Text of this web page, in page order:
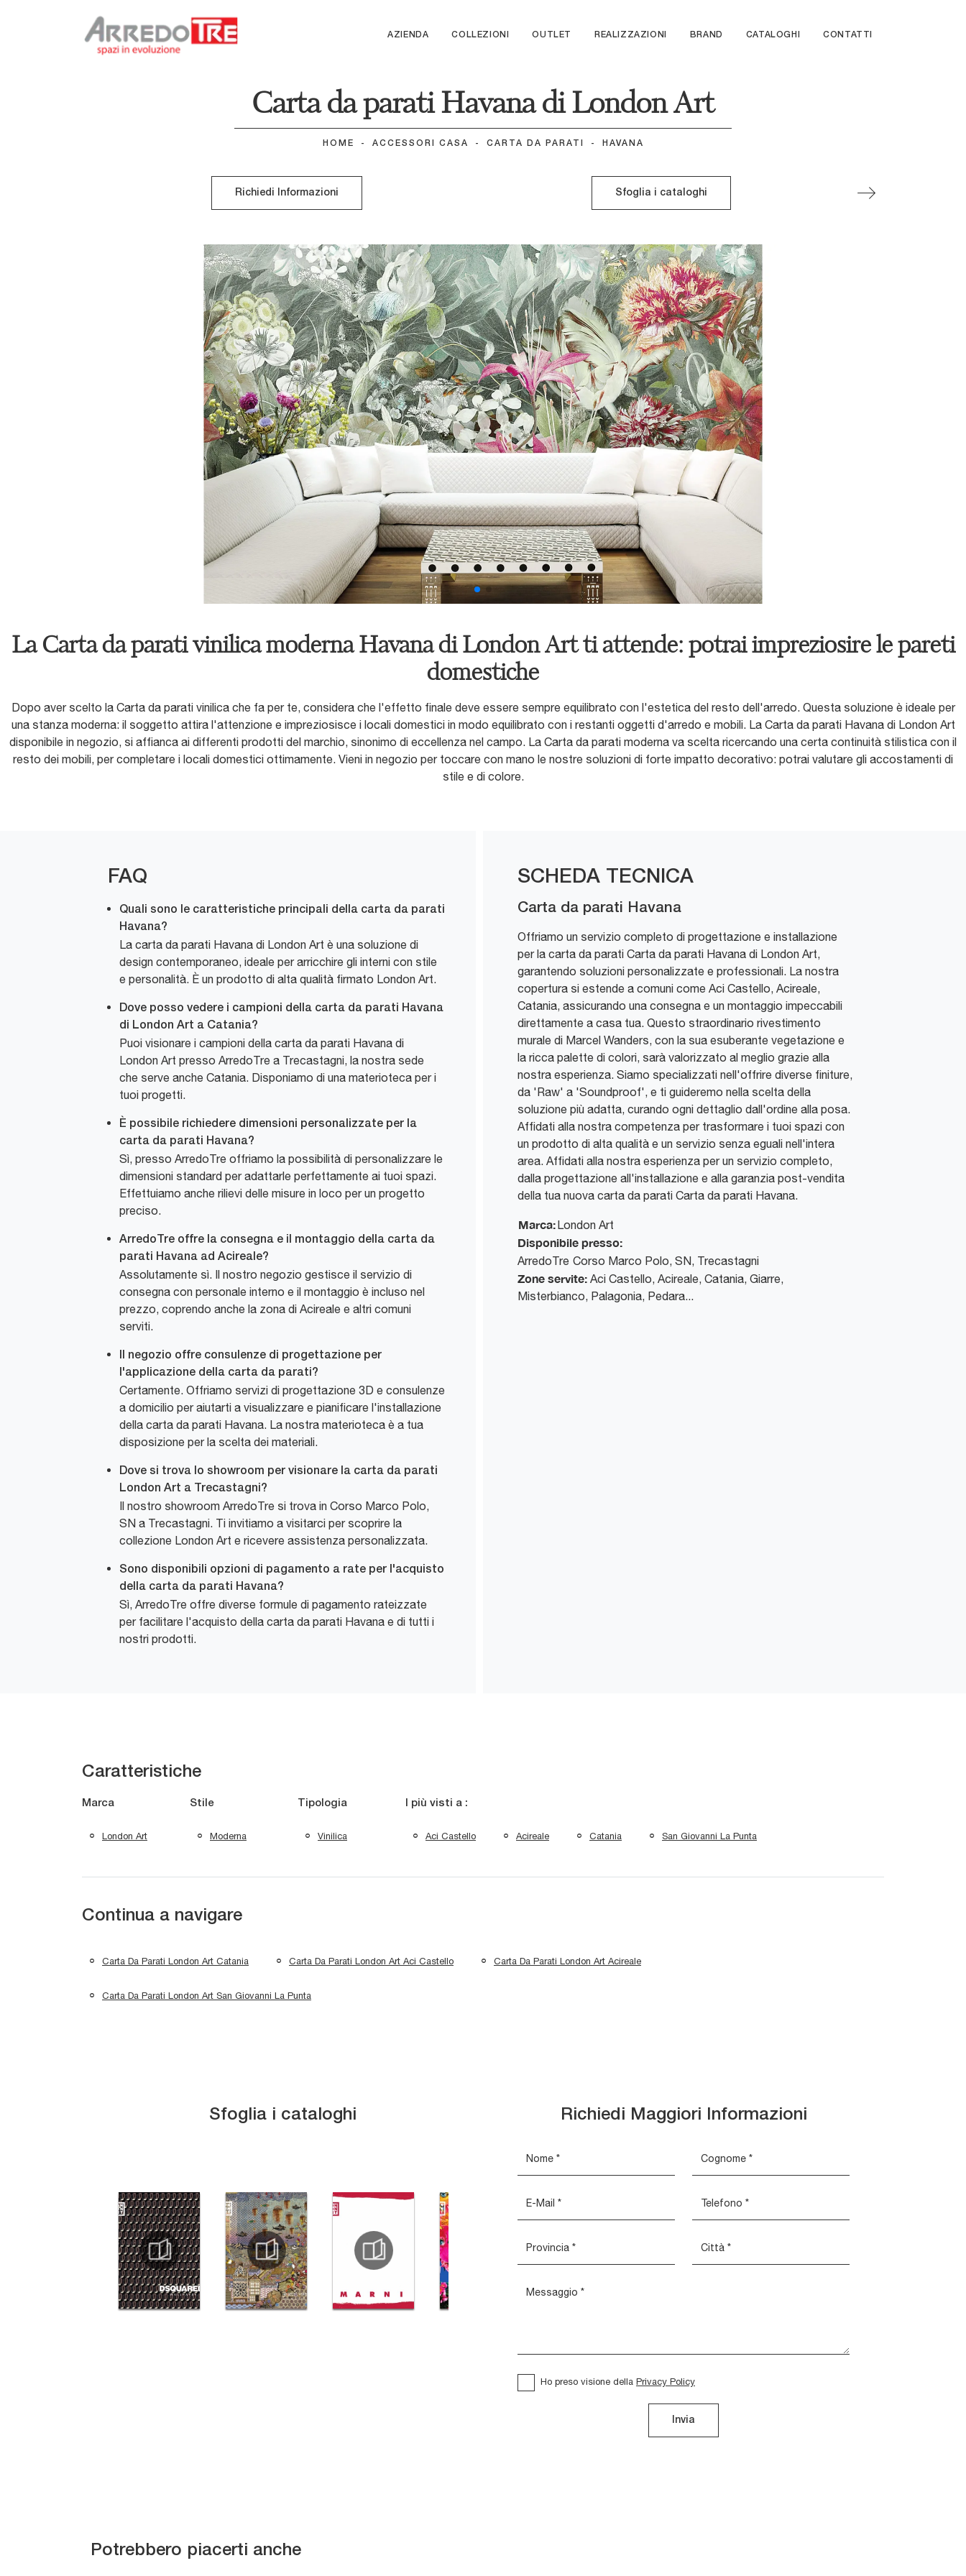
AZIENDA COLLEZIONI OUTLET REALIZZAZIONI BRAND CATALOGHI CONTATTI
Carta da parati Havana di London Art
HOME - ACCESSORI CASA - CARTA DA PARATI - HAVANA
Richiedi Informazioni Sfoglia i cataloghi
La Carta da parati vinilica moderna Havana di London Art ti attende: potrai impreziosire le pareti
domestiche
Dopo aver scelto la Carta da parati vinilica che fa per te, considera che l'effetto finale deve essere sempre equilibrato con l'estetica del resto dell'arredo. Questa soluzione è ideale per
una stanza moderna: il soggetto attira l'attenzione e impreziosisce i locali domestici in modo equilibrato con i restanti oggetti d'arredo e mobili. La Carta da parati Havana di London Art
disponibile in negozio, si affianca ai differenti prodotti del marchio, sinonimo di eccellenza nel campo. La Carta da parati moderna va scelta ricercando una certa continuità stilistica con il
resto dei mobili, per completare i locali domestici ottimamente. Vieni in negozio per toccare con mano le nostre soluzioni di forte impatto decorativo: potrai valutare gli accostamenti di
stile e di colore.
FAQ
Quali sono le caratteristiche principali della carta da parati
Havana?
La carta da parati Havana di London Art è una soluzione di
design contemporaneo, ideale per arricchire gli interni con stile
e personalità. È un prodotto di alta qualità firmato London Art.
Dove posso vedere i campioni della carta da parati Havana
di London Art a Catania?
Puoi visionare i campioni della carta da parati Havana di
London Art presso ArredoTre a Trecastagni, la nostra sede
che serve anche Catania. Disponiamo di una materioteca per i
tuoi progetti.
È possibile richiedere dimensioni personalizzate per la
carta da parati Havana?
Sì, presso ArredoTre offriamo la possibilità di personalizzare le
dimensioni standard per adattarle perfettamente ai tuoi spazi.
Effettuiamo anche rilievi delle misure in loco per un progetto
preciso.
ArredoTre offre la consegna e il montaggio della carta da
parati Havana ad Acireale?
Assolutamente sì. Il nostro negozio gestisce il servizio di
consegna con personale interno e il montaggio è incluso nel
prezzo, coprendo anche la zona di Acireale e altri comuni
serviti.
Il negozio offre consulenze di progettazione per
l'applicazione della carta da parati?
Certamente. Offriamo servizi di progettazione 3D e consulenze
a domicilio per aiutarti a visualizzare e pianificare l'installazione
della carta da parati Havana. La nostra materioteca è a tua
disposizione per la scelta dei materiali.
Dove si trova lo showroom per visionare la carta da parati
London Art a Trecastagni?
Il nostro showroom ArredoTre si trova in Corso Marco Polo,
SN a Trecastagni. Ti invitiamo a visitarci per scoprire la
collezione London Art e ricevere assistenza personalizzata.
Sono disponibili opzioni di pagamento a rate per l'acquisto
della carta da parati Havana?
Sì, ArredoTre offre diverse formule di pagamento rateizzate
per facilitare l'acquisto della carta da parati Havana e di tutti i
nostri prodotti.
SCHEDA TECNICA
Carta da parati Havana
Offriamo un servizio completo di progettazione e installazione
per la carta da parati Carta da parati Havana di London Art,
garantendo soluzioni personalizzate e professionali. La nostra
copertura si estende a comuni come Aci Castello, Acireale,
Catania, assicurando una consegna e un montaggio impeccabili
direttamente a casa tua. Questo straordinario rivestimento
murale di Marcel Wanders, con la sua esuberante vegetazione e
la ricca palette di colori, sarà valorizzato al meglio grazie alla
nostra esperienza. Siamo specializzati nell'offrire diverse finiture,
da 'Raw' a 'Soundproof', e ti guideremo nella scelta della
soluzione più adatta, curando ogni dettaglio dall'ordine alla posa.
Affidati alla nostra competenza per trasformare i tuoi spazi con
un prodotto di alta qualità e un servizio senza eguali nell'intera
area. Affidati alla nostra esperienza per un servizio completo,
dalla progettazione all'installazione e alla garanzia post-vendita
della tua nuova carta da parati Carta da parati Havana.
Marca:London Art
Disponibile presso:
ArredoTre Corso Marco Polo, SN, Trecastagni
Zone servite: Aci Castello, Acireale, Catania, Giarre,
Misterbianco, Palagonia, Pedara...
Caratteristiche
Marca
London Art
Stile
Moderna
Tipologia
Vinilica
I più visti a :
Aci Castello Acireale Catania San Giovanni La Punta
Continua a navigare
Carta Da Parati London Art Catania Carta Da Parati London Art Aci Castello Carta Da Parati London Art Acireale
Carta Da Parati London Art San Giovanni La Punta
Sfoglia i cataloghi Richiedi Maggiori Informazioni
Ho preso visione della Privacy Policy
Invia
Potrebbero piacerti anche
Melbourne